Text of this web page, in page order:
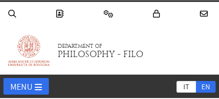
DEPARTMENT OF
PHILOSOPHY - FILO
IT EN
MENU